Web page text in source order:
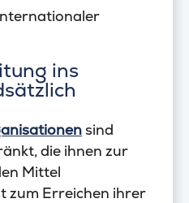
ins
sind
die ihnen zur
Mittel
zum Erreichen ihrer